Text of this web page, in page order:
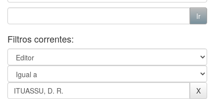
Filtros correntes: